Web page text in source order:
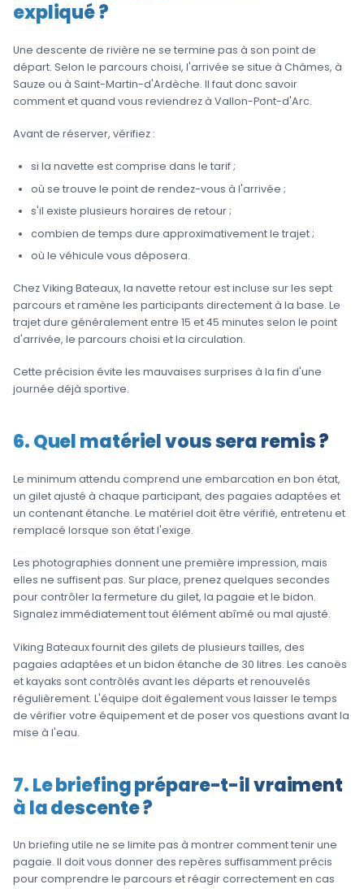
expliqué ?
Une descente de rivière ne se termine pas à son point de
départ. Selon le parcours choisi, l'arrivée se situe à Châmes, à
Sauze ou à Saint-Martin-d'Ardèche. Il faut donc savoir
comment et quand vous reviendrez à Vallon-Pont-d'Arc.
Avant de réserver, vérifiez :
si la navette est comprise dans le tarif ;
où se trouve le point de rendez-vous à l'arrivée ;
s'il existe plusieurs horaires de retour ;
combien de temps dure approximativement le trajet ;
où le véhicule vous déposera.
Chez Viking Bateaux, la navette retour est incluse sur les sept
parcours et ramène les participants directement à la base. Le
trajet dure généralement entre 15 et 45 minutes selon le point
d'arrivée, le parcours choisi et la circulation.
Cette précision évite les mauvaises surprises à la fin d'une
journée déjà sportive.
6. Quel matériel vous sera remis ?
Le minimum attendu comprend une embarcation en bon état,
un gilet ajusté à chaque participant, des pagaies adaptées et
un contenant étanche. Le matériel doit être vérifié, entretenu et
remplacé lorsque son état l'exige.
Les photographies donnent une première impression, mais
elles ne suffisent pas. Sur place, prenez quelques secondes
pour contrôler la fermeture du gilet, la pagaie et le bidon.
Signalez immédiatement tout élément abîmé ou mal ajusté.
Viking Bateaux fournit des gilets de plusieurs tailles, des
pagaies adaptées et un bidon étanche de 30 litres. Les canoës
et kayaks sont contrôlés avant les départs et renouvelés
régulièrement. L'équipe doit également vous laisser le temps
de vérifier votre équipement et de poser vos questions avant la
mise à l'eau.
7. Le briefing prépare-t-il vraiment
à la descente ?
Un briefing utile ne se limite pas à montrer comment tenir une
pagaie. Il doit vous donner des repères suffisamment précis
pour comprendre le parcours et réagir correctement en cas